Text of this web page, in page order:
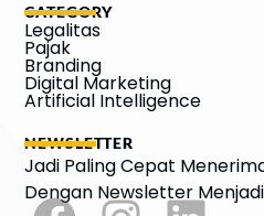
CATEGORY
Legalitas
Pajak
Branding
Digital Marketing
Artificial Intelligence
NEWSLETTER
Jadi Paling Cepat
Dengan Newsletter